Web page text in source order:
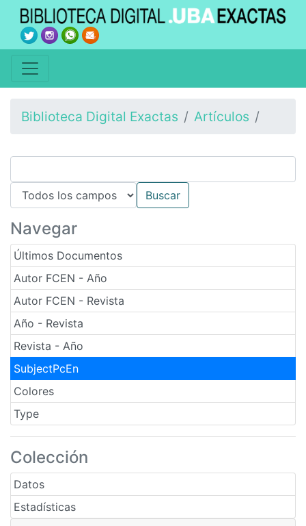
Biblioteca Digital Exactas Artículos
Navegar
Últimos Documentos
Autor FCEN - Año
Autor FCEN - Revista
Año - Revista
Revista - Año
SubjectPcEn
Colores
Type
Colección
Datos
Estadísticas